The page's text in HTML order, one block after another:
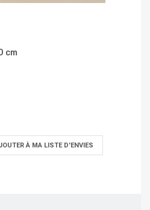
cm
À MA LISTE D'ENVIES